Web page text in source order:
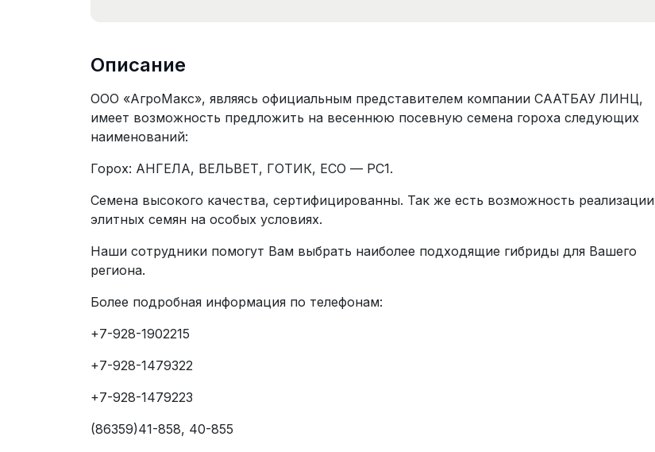
Описание
ООО «АгроМакс», являясь официальным представителем компании СААТБАУ ЛИНЦ,
имеет возможность предложить на весеннюю посевную семена гороха следующих
наименований:
Горох: АНГЕЛА, ВЕЛЬВЕТ, ГОТИК, ЕСО — РС1.
Семена высокого качества, сертифицированны. Так же есть возможность реализации
элитных семян на особых условиях.
Наши сотрудники помогут Вам выбрать наиболее подходящие гибриды для Вашего
региона.
Более подробная информация по телефонам:
+7-928-1902215
+7-928-1479322
+7-928-1479223
(86359)41-858, 40-855